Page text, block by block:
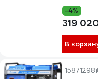
-4%
319
В
15871298